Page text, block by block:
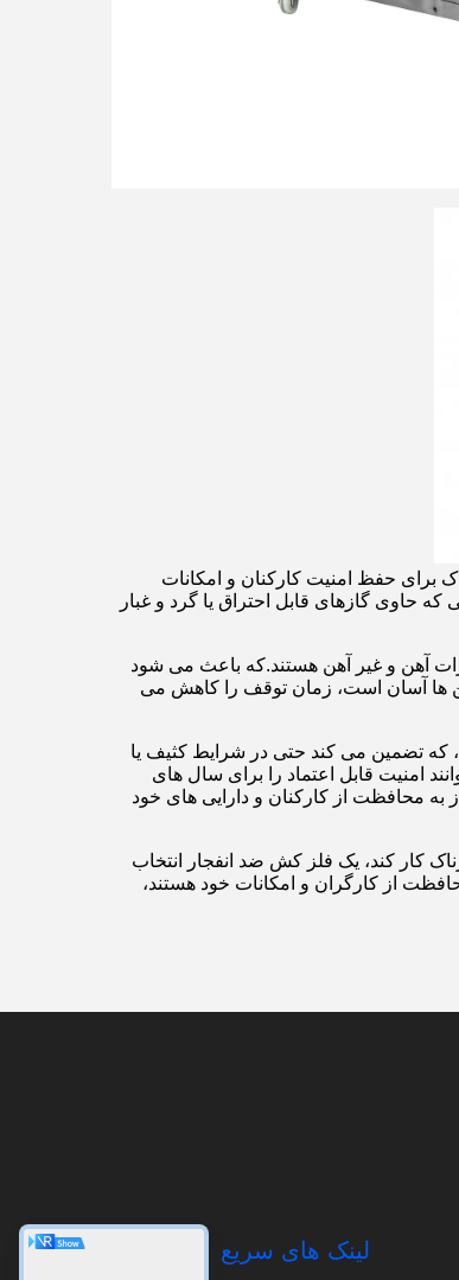
برای حفظ امنیت کارکنان و امکانات
حاوی گازهای قابل احتراق یا گرد و غبار
آهن و غیر آهن هستند.که باعث می شود
ها آسان است، زمان توقف را کاهش می
که تضمین می کند حتی در شرایط کثیف یا
امنیت قابل اعتماد را برای سال های
به محافظت از کارکنان و دارایی های خود
کار کند، یک فلز کش ضد انفجار انتخاب
از کارگران و امکانات خود هستند،
لینک های سریع